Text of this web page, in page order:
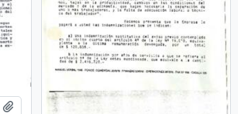
Añadir al portapapeles